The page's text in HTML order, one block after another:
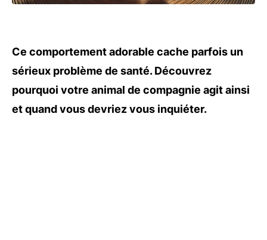
Ce comportement adorable cache parfois un
sérieux problème de santé. Découvrez
pourquoi votre animal de compagnie agit ainsi
et quand vous devriez vous inquiéter.